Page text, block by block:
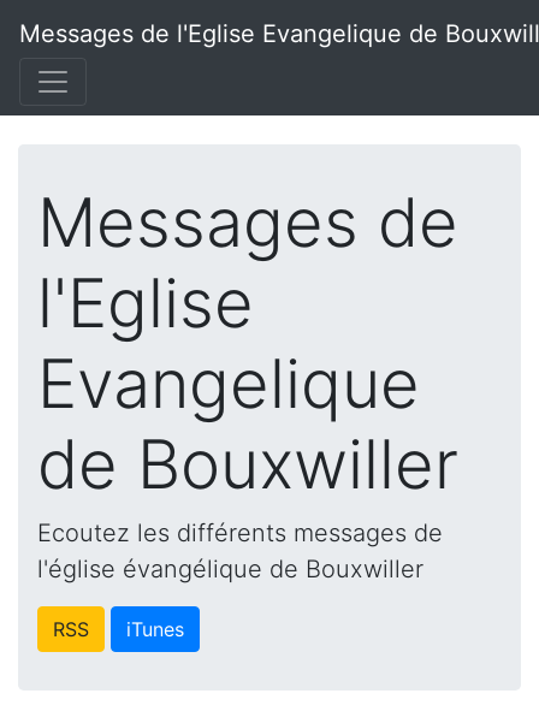
Messages de l'Eglise Evangelique de
Messages de
l'Eglise
Evangelique
de Bouxwiller
Ecoutez les différents messages de
l'église évangélique de Bouxwiller
RSS iTunes